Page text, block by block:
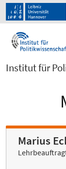
Institut für
Marius